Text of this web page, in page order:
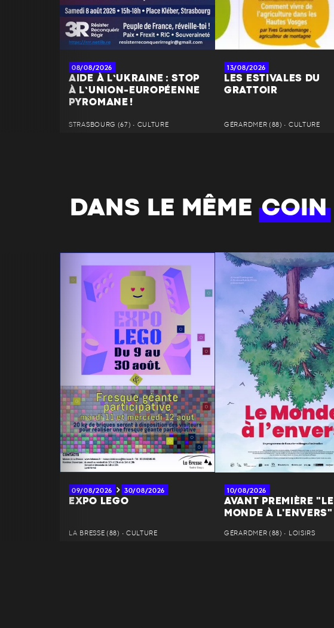
08/08/2026
AIDE À L’UKRAINE : STOP
À L’UNION-EUROPÉENNE
PYROMANE !
STRASBOURG (67) • CULTURE
13/08/2026
LES ESTIVALES DU
GRATTOIR
GÉRARDMER (88) • CULTURE
DANS LE MÊMECOIN
09/08/2026 30/08/2026
EXPO LEGO
LA BRESSE (88) • CULTURE
10/08/2026
AVANT PREMIÈRE "LE
MONDE À L'ENVERS"
GÉRARDMER (88) • LOISIRS